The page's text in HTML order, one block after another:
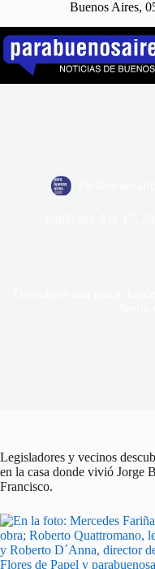
Buenos Aires,
Saltar
contenido
Legisladores y vecinos
en la casa donde vivió Jorge
Francisco.